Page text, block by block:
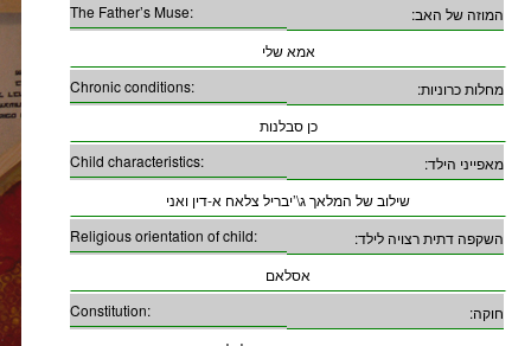
The Father’s Muse:
המוזה של האב:
אמא שלי
Chronic conditions:
מחלות כרוניות:
כן סבלנות
Child characteristics:
מאפייני הילד:
שילוב של המלאך ג\’יבריל צלאח א-דין ואני
Religious orientation of child:
השקפה דתית רצויה לילד:
אסלאם
Constitution:
חוקה: